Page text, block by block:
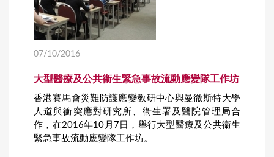
07/10/2016
大型醫療及公共衞生緊急事故流動應變隊工作坊
香港賽馬會災難防護應變教研中心與曼徹斯特大學
人道與衝突應對研究所、衞生署及醫院管理局合
作，在2016年10月7日，舉行大型醫療及公共衞生
緊急事故流動應變隊工作坊。